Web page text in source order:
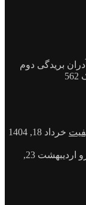
بریدگی دوم
خرداد 18, 1404
اردیبهشت 23,